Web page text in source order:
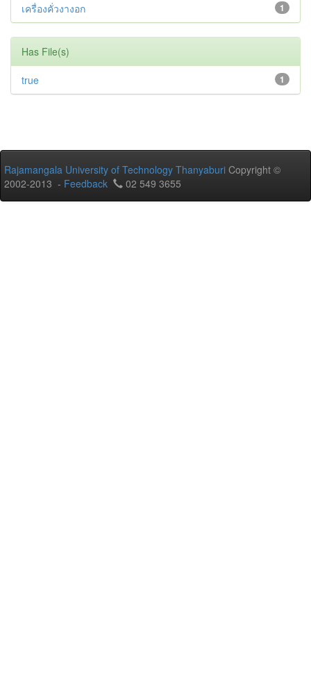
1
เครื่องคั่วงางอก
Has File(s)
1
true
Rajamangala University of Technology Thanyaburi Copyright ©
2002-2013 - Feedback 02 549 3655